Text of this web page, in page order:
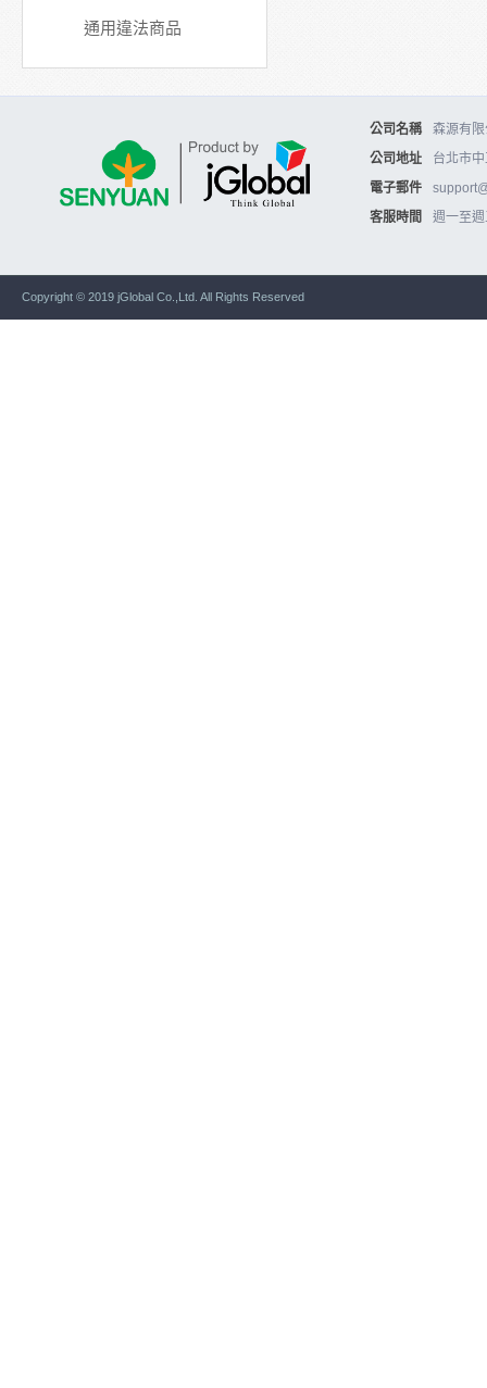
通用違法商品
公司名稱
森源有
公司地址
台北市
電子郵件
客服時間
週一至
Copyright © 2019 jGlobal Co.,Ltd. All Rights Reserved